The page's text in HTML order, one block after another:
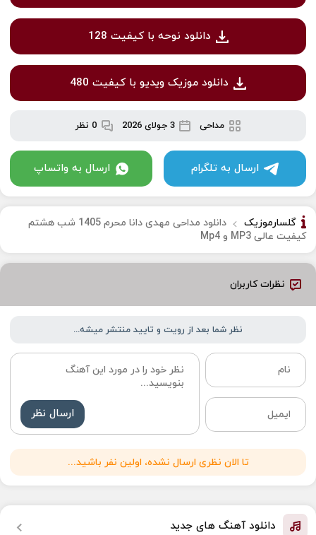
دانلود نوحه با کیفیت 128
دانلود موزیک ویدیو با کیفیت 480
مداحی 3 جولای 2026 0 نظر
ارسال به تلگرام ارسال به واتساپ
گلسارموزیک
دانلود مداحی مهدی دانا محرم 1405 شب هشتم
کیفیت عالی MP3 و Mp4
نظرات کاربران
نظر شما بعد از رویت و تایید منتشر میشه...
ارسال نظر
تا الان نظری ارسال نشده، اولین نفر باشید...
دانلود آهنگ های جدید